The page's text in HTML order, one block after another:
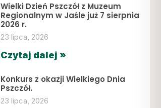
Wielki Dzień Pszczół z Muzeum
Regionalnym w Jaśle już 7 sierpnia
2026 r.
23 lipca, 2026
Czytaj dalej »
Konkurs z okazji Wielkiego Dnia
Pszczół.
23 lipca, 2026